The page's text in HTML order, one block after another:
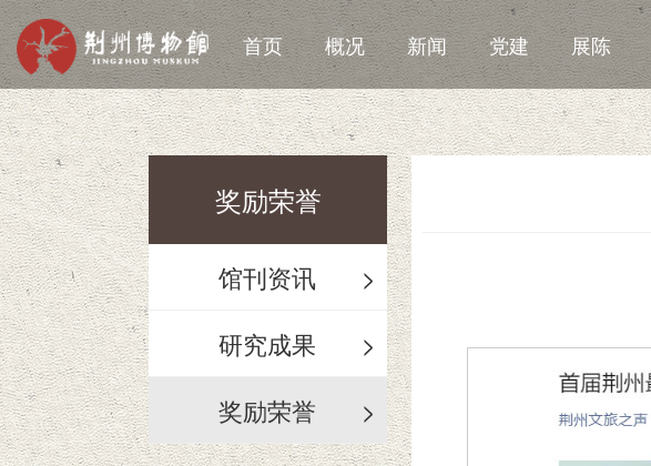
首页 概况 新闻 党建 展陈
奖励荣誉
馆刊资讯
>
研究成果
>
奖励荣誉
>